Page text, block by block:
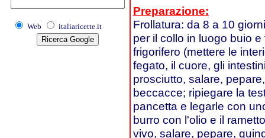
Web italiaricette.it
Preparazione:
Frollatura: da 8 a 10
per il collo in luogo buio
frigorifero (mettere le
fegato, il cuore, gli
prosciutto, salare,
beccacce; ripiegare la
pancetta e legarle con
burro con l'olio e il
vivo, salare, pepare,